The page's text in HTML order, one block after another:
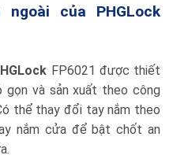
của PHGLock
FP6021 được thiết
gọn và sản xuất theo công
thể thay đổi tay nắm theo
nắm cửa để bật chốt an